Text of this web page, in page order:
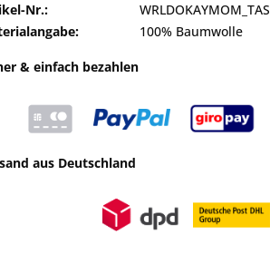
Nr.:
WRLDOKAYMOM_TAS
100% Baumwolle
& einfach bezahlen
aus Deutschland